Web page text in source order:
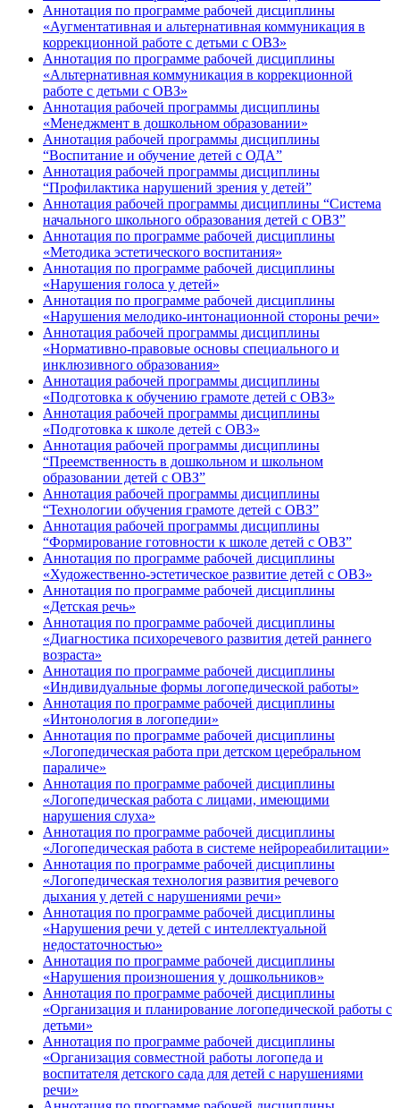
Аннотация по программе рабочей дисциплины
«Аугментативная и альтернативная коммуникация в
коррекционной работе с детьми с ОВЗ»
Аннотация по программе рабочей дисциплины
«Альтернативная коммуникация в коррекционной
работе с детьми с ОВЗ»
Аннотация рабочей программы дисциплины
«Менеджмент в дошкольном образовании»
Аннотация рабочей программы дисциплины
“Воспитание и обучение детей с ОДА”
Аннотация рабочей программы дисциплины
“Профилактика нарушений зрения у детей”
Аннотация рабочей программы дисциплины “Система
начального школьного образования детей с ОВЗ”
Аннотация по программе рабочей дисциплины
«Методика эстетического воспитания»
Аннотация по программе рабочей дисциплины
«Нарушения голоса у детей»
Аннотация по программе рабочей дисциплины
«Нарушения мелодико-интонационной стороны речи»
Аннотация рабочей программы дисциплины
«Нормативно-правовые основы специального и
инклюзивного образования»
Аннотация рабочей программы дисциплины
«Подготовка к обучению грамоте детей с ОВЗ»
Аннотация рабочей программы дисциплины
«Подготовка к школе детей с ОВЗ»
Аннотация рабочей программы дисциплины
“Преемственность в дошкольном и школьном
образовании детей с ОВЗ”
Аннотация рабочей программы дисциплины
“Технологии обучения грамоте детей с ОВЗ”
Аннотация рабочей программы дисциплины
“Формирование готовности к школе детей с ОВЗ”
Аннотация по программе рабочей дисциплины
«Художественно-эстетическое развитие детей с ОВЗ»
Аннотация по программе рабочей дисциплины
«Детская речь»
Аннотация по программе рабочей дисциплины
«Диагностика психоречевого развития детей раннего
возраста»
Аннотация по программе рабочей дисциплины
«Индивидуальные формы логопедической работы»
Аннотация по программе рабочей дисциплины
«Интонология в логопедии»
Аннотация по программе рабочей дисциплины
«Логопедическая работа при детском церебральном
параличе»
Аннотация по программе рабочей дисциплины
«Логопедическая работа с лицами, имеющими
нарушения слуха»
Аннотация по программе рабочей дисциплины
«Логопедическая работа в системе нейрореабилитации»
Аннотация по программе рабочей дисциплины
«Логопедическая технология развития речевого
дыхания у детей с нарушениями речи»
Аннотация по программе рабочей дисциплины
«Нарушения речи у детей с интеллектуальной
недостаточностью»
Аннотация по программе рабочей дисциплины
«Нарушения произношения у дошкольников»
Аннотация по программе рабочей дисциплины
«Организация и планирование логопедической работы с
детьми»
Аннотация по программе рабочей дисциплины
«Организация совместной работы логопеда и
воспитателя детского сада для детей с нарушениями
речи»